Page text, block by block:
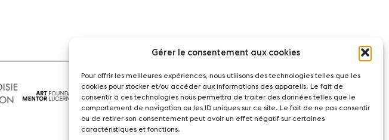
Gérer le consentement aux cookies
Pour offrir les meilleures expériences, nous utilisons des technologies telles que les
cookies pour stocker et/ou accéder aux informations des appareils. Le fait de
consentir à ces technologies nous permettra de traiter des données telles que le
comportement de navigation ou les ID uniques sur ce site. Le fait de ne pas consentir
ou de retirer son consentement peut avoir un effet négatif sur certaines
caractéristiques et fonctions.